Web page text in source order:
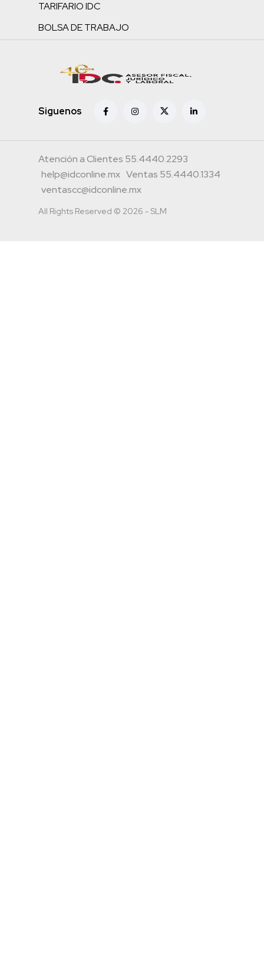
TARIFARIO IDC
BOLSA DE TRABAJO
Siguenos
Atención a Clientes 55.4440.2293
help@idconline.mx Ventas 55.4440.1334
ventascc@idconline.mx
All Rights Reserved © 2026 - SLM